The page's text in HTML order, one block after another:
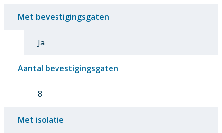
Met bevestigingsgaten
Ja
Aantal bevestigingsgaten
8
Met isolatie